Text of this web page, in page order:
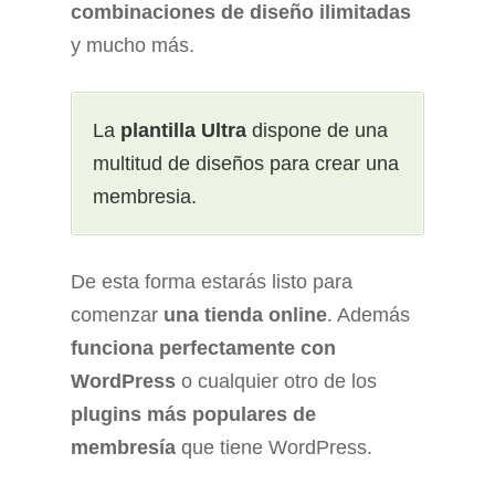
combinaciones de diseño ilimitadas
y mucho más.
La plantilla Ultra dispone de una
multitud de diseños para crear una
membresia.
De esta forma estarás listo para
comenzar una tienda online. Además
funciona perfectamente con
WordPress o cualquier otro de los
plugins más populares de
membresía que tiene WordPress.